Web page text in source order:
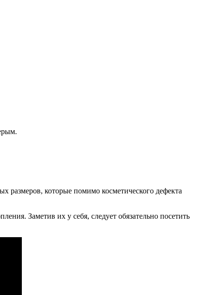
размеров, которые помимо косметического дефекта
Заметив их у себя, следует обязательно посетить